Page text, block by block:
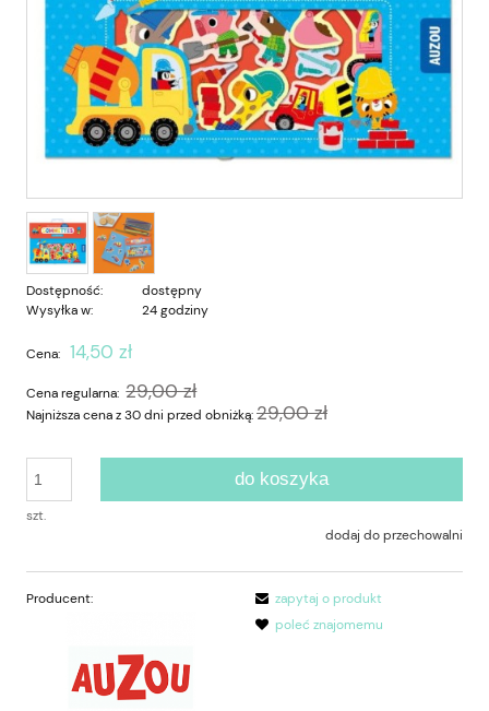
Dostępność:
dostępny
Wysyłka w:
24 godziny
Cena: 14,50 zł
Cena regularna: 29,00 zł
Najniższa cena z 30 dni przed obniżką:29,00 zł
szt.
do koszyka
dodaj do przechowalni
Producent:
zapytaj o produkt
poleć znajomemu